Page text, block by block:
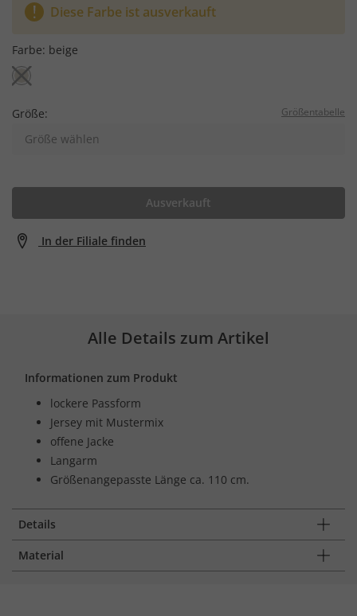
Diese Farbe ist ausverkauft
Farbe: beige
Größe: Größentabelle
Größe wählen
Ausverkauft
In der Filiale finden
Alle Details zum Artikel
Informationen zum Produkt
lockere Passform
Jersey mit Mustermix
offene Jacke
Langarm
Größenangepasste Länge ca. 110 cm.
Details
Material